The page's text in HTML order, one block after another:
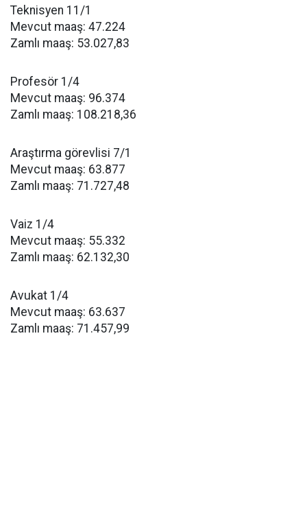
Teknisyen 11/1
Mevcut maaş: 47.224
Zamlı maaş: 53.027,83
Profesör 1/4
Mevcut maaş: 96.374
Zamlı maaş: 108.218,36
Araştırma görevlisi 7/1
Mevcut maaş: 63.877
Zamlı maaş: 71.727,48
Vaiz 1/4
Mevcut maaş: 55.332
Zamlı maaş: 62.132,30
Avukat 1/4
Mevcut maaş: 63.637
Zamlı maaş: 71.457,99